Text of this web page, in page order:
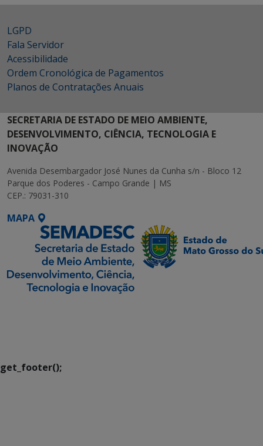
LGPD
Fala Servidor
Acessibilidade
Ordem Cronológica de Pagamentos
Planos de Contratações Anuais
SECRETARIA DE ESTADO DE MEIO AMBIENTE,
DESENVOLVIMENTO, CIÊNCIA, TECNOLOGIA E
INOVAÇÃO
Avenida Desembargador José Nunes da Cunha s/n - Bloco 12
Parque dos Poderes - Campo Grande | MS
CEP.: 79031-310
MAPA
get_footer();